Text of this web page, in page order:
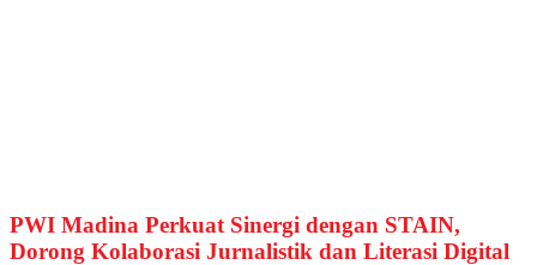
PWI Madina Perkuat Sinergi dengan STAIN,
Dorong Kolaborasi Jurnalistik dan Literasi Digital